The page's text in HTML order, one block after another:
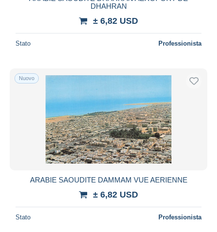
DHAHRAN
± 6,82 USD
Stato Professionista
Nuovo
ARABIE SAOUDITE DAMMAM VUE AERIENNE
± 6,82 USD
Stato Professionista